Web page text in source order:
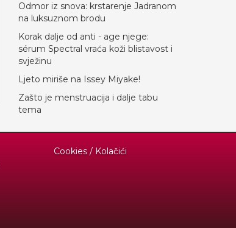
Odmor iz snova: krstarenje Jadranom
na luksuznom brodu
Korak dalje od anti - age njege:
sérum Spectral vraća koži blistavost i
svježinu
Ljeto miriše na Issey Miyake!
Zašto je menstruacija i dalje tabu
tema
Cookies / Kolačići